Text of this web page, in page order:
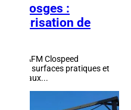
les Vosges :
valorisation de
par AFM Clospeed
en surfaces pratiques et
travaux...